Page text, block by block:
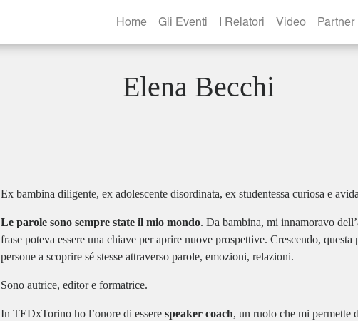
Home Gli Eventi I Relatori Video Partner
Elena Becchi
Ex bambina diligente, ex adolescente disordinata, ex studentessa curiosa e
Le parole sono sempre state il mio mondo. Da bambina, mi innamoravo
frase poteva essere una chiave per aprire nuove prospettive. Crescendo,
persone a scoprire sé stesse attraverso parole, emozioni, relazioni.
Sono autrice, editor e formatrice.
In TEDxTorino ho l’onore di essere speaker coach, un ruolo che mi permette